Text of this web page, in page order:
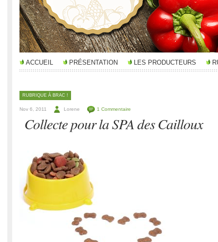
ACCUEIL PRÉSENTATION LES PRODUCTEURS
RUBRIQUE À BRAC !
Nov 6, 2011 Lorene 1 Commentaire
Collecte pour la SPA des Cailloux